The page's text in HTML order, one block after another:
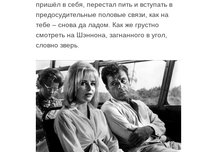
пришёл в себя, перестал пить и вступать в
предосудительные половые связи, как на
тебе – снова да ладом. Как же грустно
смотреть на Шэннона, загнанного в угол,
словно зверь.